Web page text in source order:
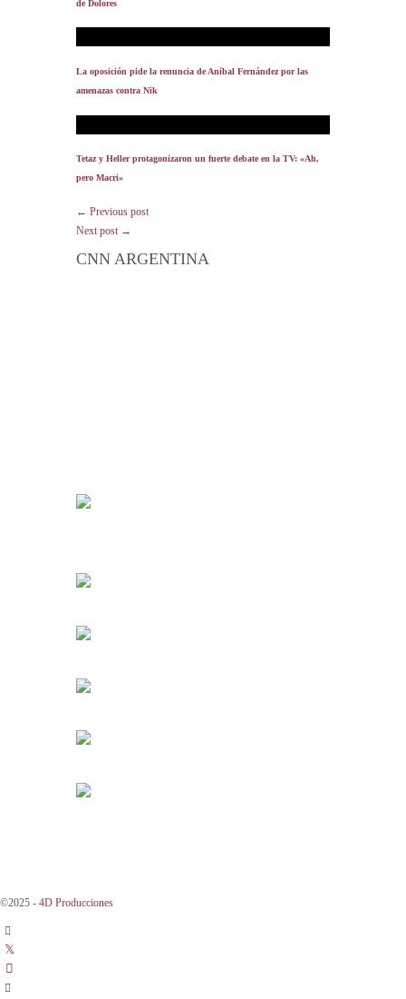
de Dolores
La oposición pide la renuncia de Aníbal Fernández por las
amenazas contra Nik
Tetaz y Heller protagonizaron un fuerte debate en la TV: «Ah,
pero Macri»
← Previous post
Next post →
CNN ARGENTINA
©2025 - 4D Producciones